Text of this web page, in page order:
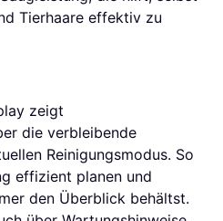
Tierhaare effektiv zu
zeigt
die verbleibende
Reinigungsmodus. So
effizient planen und
den Überblick behältst.